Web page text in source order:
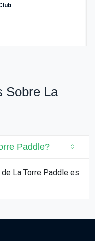
Sobre La
Paddle?
La Torre Paddle es